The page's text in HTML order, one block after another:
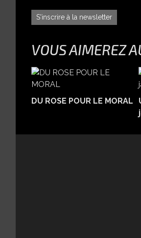
S'inscrire à la newsletter
VOUS AIMEREZ
DU ROSE POUR LE MORAL